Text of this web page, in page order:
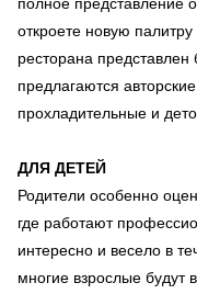
откроете новую
ресторана представлен
предлагаются
прохладительные и
ДЛЯ ДЕТЕЙ
Родители особенно
где работают
интересно и весело в
многие взрослые будут